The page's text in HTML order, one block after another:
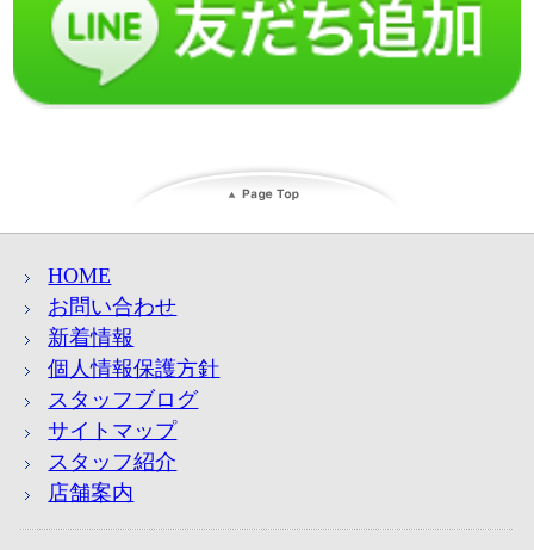
HOME
お問い合わせ
新着情報
個人情報保護方針
スタッフブログ
サイトマップ
スタッフ紹介
店舗案内